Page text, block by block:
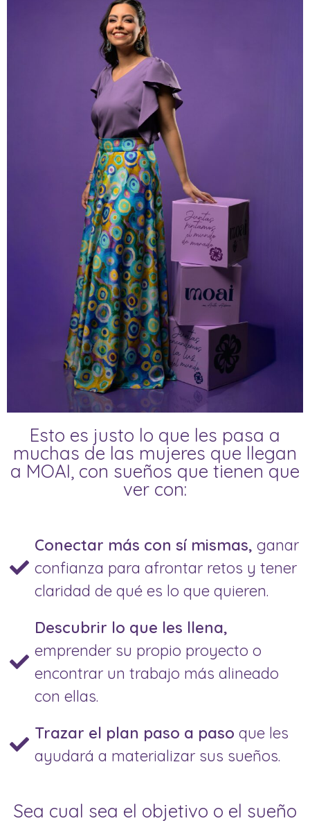
Esto es justo lo que les pasa a
muchas de las mujeres que llegan
a MOAI, con sueños que tienen que
ver con:
Conectar más con sí mismas, ganar
confianza para afrontar retos y tener
claridad de qué es lo que quieren.
Descubrir lo que les llena,
emprender su propio proyecto o
encontrar un trabajo más alineado
con ellas.
Trazar el plan paso a paso que les
ayudará a materializar sus sueños.
Sea cual sea el objetivo o el sueño